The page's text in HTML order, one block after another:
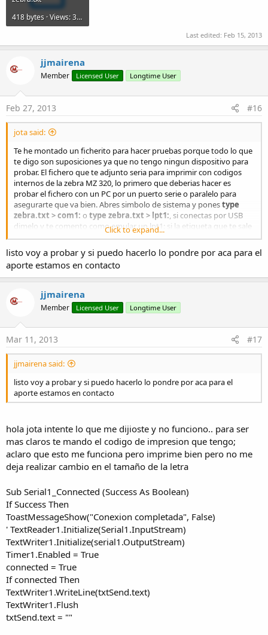
418 bytes · Views: 395
Last edited: Feb 15, 2013
jjmairena
Member Licensed User Longtime User
Feb 27, 2013 #16
jota said:
Te he montado un ficherito para hacer pruebas porque todo lo que
te digo son suposiciones ya que no tengo ningun dispositivo para
probar. El fichero que te adjunto seria para imprimir con codigos
internos de la zebra MZ 320, lo primero que deberias hacer es
probar el fichero con un PC por un puerto serie o paralelo para
asegurarte que va bien. Abres simbolo de sistema y ponestype
zebra.txt > com1: o type zebra.txt > lpt1:, si conectas por USB
dimelo y te comento como emular un lpt1: si la etiqueta que te sale
es correcta pasamos a intentar migrar a b4a que seria un codigo
similar a este
Pero ya te digo que esto es totalmente a ciegas, es lo que haria yo
sin poder hacerlo porque no tengo ninguna impresora que
funcione por bluetooth. Suerte
nota: Es importante que la impresión la hagas con type, no
sirve abrir el fichero con notepad e imprimir
Click to expand...
listo voy a probar y si puedo hacerlo lo pondre por aca para el
aporte estamos en contacto
jjmairena
Member Licensed User Longtime User
Mar 11, 2013 #17
jjmairena said:
listo voy a probar y si puedo hacerlo lo pondre por aca para el
aporte estamos en contacto
hola jota intente lo que me dijioste y no funciono.. para ser
mas claros te mando el codigo de impresion que tengo;
aclaro que esto me funciona pero imprime bien pero no me
deja realizar cambio en el tamaño de la letra
Sub Serial1_Connected (Success As Boolean)
If Success Then
ToastMessageShow("Conexion completada", False)
' TextReader1.Initialize(Serial1.InputStream)
TextWriter1.Initialize(serial1.OutputStream)
Timer1.Enabled = True
connected = True
If connected Then
TextWriter1.WriteLine(txtSend.text)
TextWriter1.Flush
txtSend.text = ""